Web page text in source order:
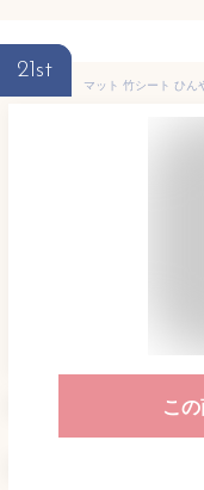
21st
こ